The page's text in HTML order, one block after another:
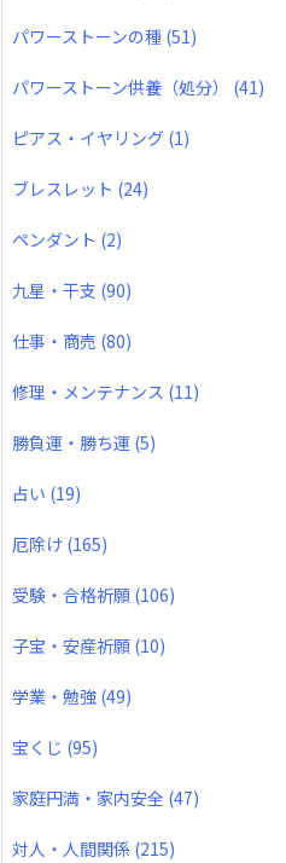
パワーストーンの種 (51)
パワーストーン供養（処分） (41)
ピアス・イヤリング (1)
ブレスレット (24)
ペンダント (2)
九星・干支 (90)
仕事・商売 (80)
修理・メンテナンス (11)
勝負運・勝ち運 (5)
占い (19)
厄除け (165)
受験・合格祈願 (106)
子宝・安産祈願 (10)
学業・勉強 (49)
宝くじ (95)
家庭円満・家内安全 (47)
対人・人間関係 (215)